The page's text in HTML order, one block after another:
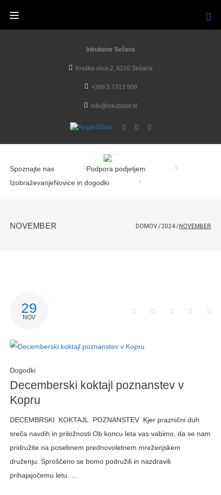
Inkubator Sežana
Kraška ulica 2, 6210 Sežana
+386 5 7313 500
info@inkubator.si
Spoznajte nas
Podpora podjetjem
IzobraževanjeNovice in dogodki
NOVEMBER DOMOV/2024/ NOVEMBER
29
NOV
Dogodki
Decemberski koktajl poznanstev v
Kopru
DECEMBRSKI KOKTAJL POZNANSTEV Kjer praznični duh
sreča navdih in priložnosti Ob koncu leta vas vabimo, da se nam
pridružite na posebnem prednovoletnem mreženjskem
druženju. Sproščeno se bomo podružili in nazdravili
prihajajočemu letu. …